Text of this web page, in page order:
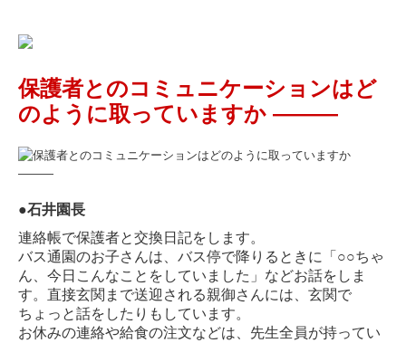
保護者とのコミュニケーションはど
のように取っていますか ―――
●石井園長
連絡帳で保護者と交換日記をします。
バス通園のお子さんは、バス停で降りるときに「○○ちゃ
ん、今日こんなことをしていました」などお話をしま
す。直接玄関まで送迎される親御さんには、玄関で
ちょっと話をしたりもしています。
お休みの連絡や給食の注文などは、先生全員が持ってい